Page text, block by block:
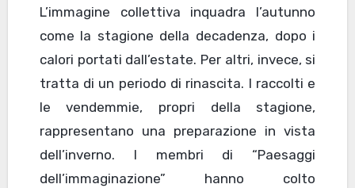
L’immagine collettiva inquadra l’autunno
come la stagione della decadenza, dopo i
calori portati dall’estate. Per altri, invece, si
tratta di un periodo di rinascita. I raccolti e
le vendemmie, propri della stagione,
rappresentano una preparazione in vista
dell’inverno. I membri di “Paesaggi
dell’immaginazione” hanno colto